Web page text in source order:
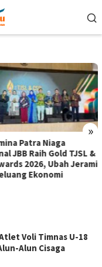
»
Patra Niaga
JBB Raih Gold TJSL &
2026, Ubah Jerami
Ekonomi
Voli Timnas U-18
Alun Cisaga